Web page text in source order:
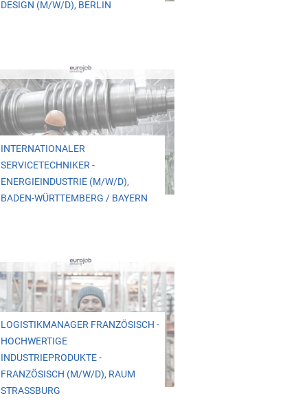
DESIGN (M/W/D), BERLIN
INTERNATIONALER
SERVICETECHNIKER -
ENERGIEINDUSTRIE (M/W/D),
BADEN-WÜRTTEMBERG / BAYERN
LOGISTIKMANAGER FRANZÖSISCH -
HOCHWERTIGE
INDUSTRIEPRODUKTE -
FRANZÖSISCH (M/W/D), RAUM
STRASSBURG